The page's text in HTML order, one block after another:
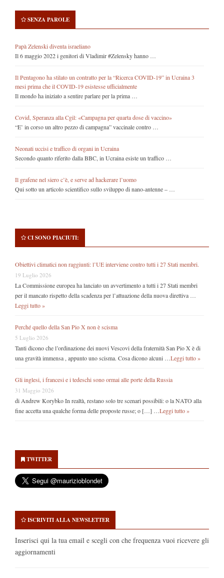
SENZA PAROLE
Papà Zelenski diventa israeliano
Il 6 maggio 2022 i genitori di Vladimir #Zelensky hanno …
Il Pentagono ha stilato un contratto per la “Ricerca COVID-19” in Ucraina 3
mesi prima che il COVID-19 esistesse ufficialmente
Il mondo ha iniziato a sentire parlare per la prima …
Covid, Speranza alla Cgil: «Campagna per quarta dose di vaccino»
“E’ in corso un altro pezzo di campagna” vaccinale contro …
Neonati uccisi e traffico di organi in Ucraina
Secondo quanto riferito dalla BBC, in Ucraina esiste un traffico …
Il grafene nel siero c’è, e serve ad hackerare l’uomo
Qui sotto un articolo scientifico sullo sviluppo di nano-antenne – …
CI SONO PIACIUTI:
Obiettivi climatici non raggiunti: l’UE interviene contro tutti i 27 Stati membri.
19 Luglio 2026
La Commissione europea ha lanciato un avvertimento a tutti i 27 Stati membri
per il mancato rispetto della scadenza per l’attuazione della nuova direttiva …
Leggi tutto »
Perché quello della San Pio X non è scisma
5 Luglio 2026
Tanti dicono che l’ordinazione dei nuovi Vescovi della fraternità San Pio X è di
una gravità immensa , appunto uno scisma. Cosa dicono alcuni … Leggi tutto »
Gli inglesi, i francesi e i tedeschi sono ormai alle porte della Russia
31 Maggio 2026
di Andrew Korybko In realtà, restano solo tre scenari possibili: o la NATO alla
fine accetta una qualche forma delle proposte russe; o […] … Leggi tutto »
Sidebar
TWITTER
ISCRIVITI ALLA NEWSLETTER
Inserisci qui la tua email e scegli con che frequenza vuoi ricevere gli
aggiornamenti